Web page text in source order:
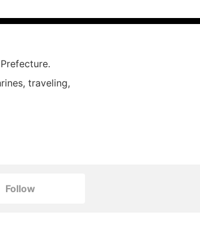
traveling,
Follow